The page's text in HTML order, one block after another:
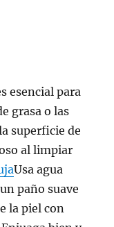
esencial para
grasa o las
superficie de
al limpiar
Usa agua
paño suave
la piel con